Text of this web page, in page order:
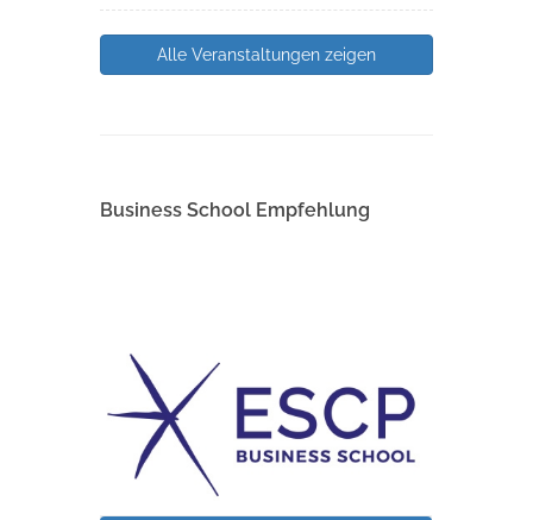
Alle Veranstaltungen zeigen
Business School Empfehlung